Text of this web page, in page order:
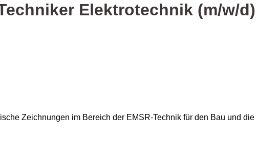
Elektrotechnik (m/w/d)
Zeichnungen im Bereich der EMSR-Technik für den Bau und die